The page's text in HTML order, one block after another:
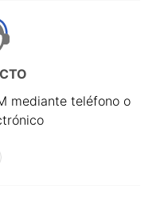
mediante teléfono o